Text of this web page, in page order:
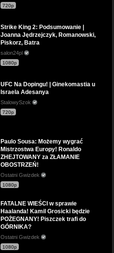
720p
Strike King 2: Podsumowanie |
Joanna Jędrzejczyk, Romanowski,
Piskorz, Batra
salon24pl
1080p
UFC Na Dopingu! | Ginekomastia u
Israela Adesanya
StalowySzok
720p
Paulo Sousa: Możemy wygrać
Mistrzostwa Europy! Ronaldo
ZHEJTOWANY za ZŁAMANIE
OBOSTRZEŃ!
Ostatni Gwizdek
1080p
FATALNE WIEŚCI w sprawie
Haalanda! Kamil Grosicki będzie
POŻEGNANY! Piszczek trafi do
GÓRNIKA?
Ostatni Gwizdek
1080p